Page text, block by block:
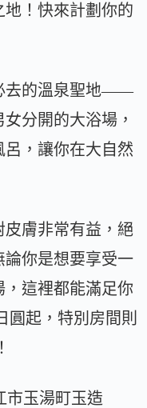
！快來計劃你的
去的溫泉聖地——
分開的大浴場，
，讓你在大自然
膚非常有益，絕
你是想要享受一
，這裡都能滿足你
圓起，特別房間則
市玉湯町玉造